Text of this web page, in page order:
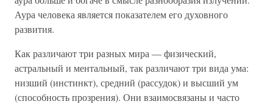
Аура человека является показателем его духовного
развития.
Как различают три разных мира — физический,
астральный и ментальный, так различают три вида ума:
низший (инстинкт), средний (рассудок) и высший ум
(способность прозрения). Они взаимосвязаны и часто